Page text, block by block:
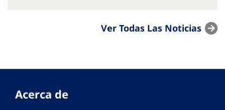
Ver Todas Las Noticias
Acerca de